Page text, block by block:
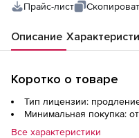
Прайс-лист
Описание
Коротко о товаре
Тип лицензии:
Минимальная покупка:
Все характеристики